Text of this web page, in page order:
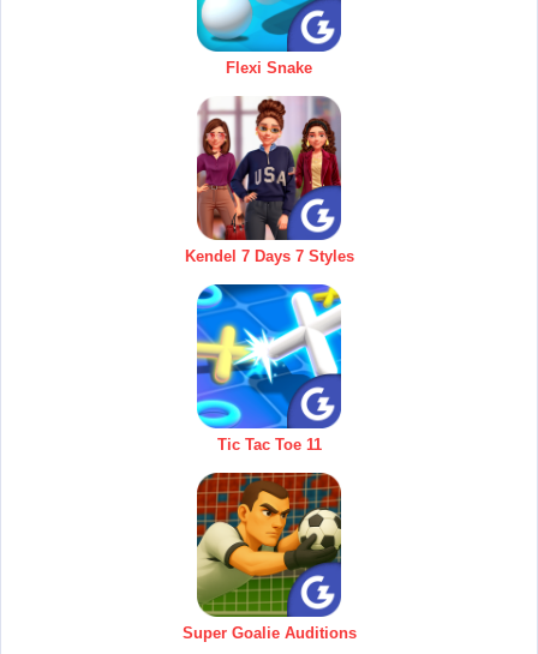
Flexi Snake
Kendel 7 Days 7 Styles
Tic Tac Toe 11
Super Goalie Auditions